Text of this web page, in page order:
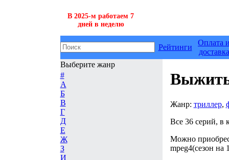
В 2025-м работаем 7
дней в неделю
Рейтинги
Оплата
доставка
Выберите жанр
#
А
Б
В
Г
Д
Е
Ж
З
И
Жанр: триллер,
Все 36 серий, в
Можно
mpeg4(сезон на